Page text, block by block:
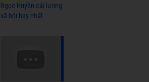
Ngọc Huyền cải lương
xã hội hay nhất